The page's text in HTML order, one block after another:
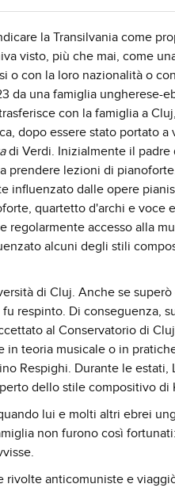
la Transilvania come
visto, più che mai, come
o con la loro nazionalità o
da una famiglia ungherese-
con la famiglia a
dopo essere stato portato a
di Verdi. Inizialmente il padre
prendere lezioni di
influenzato dalle opere
quartetto d'archi e voce
regolarmente accesso alla
alcuni degli stili
di Cluj. Anche se
respinto. Di conseguenza,
al Conservatorio di
in teoria musicale o in
Respighi. Durante le estati,
dello stile compositivo di
lui e molti altri ebrei
non furono così
rivolte anticomuniste e